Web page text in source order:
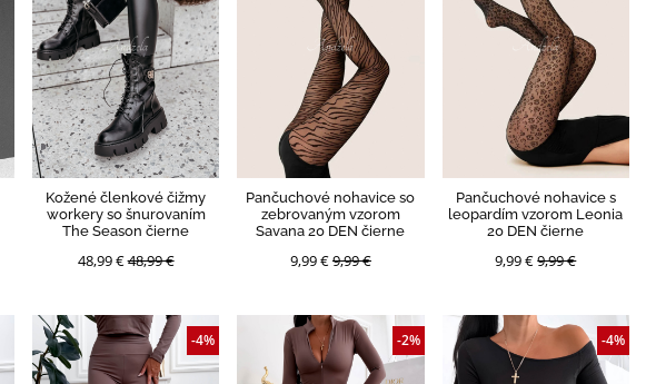
Kožené členkové čižmy
workery so šnurovaním
The Season čierne
48,99 €48,99 €
Pančuchové nohavice so
zebrovaným vzorom
Savana 20 DEN čierne
9,99 €9,99 €
Pančuchové nohavice s
leopardím vzorom Leonia
20 DEN čierne
9,99 €9,99 €
-4% -2% -4%